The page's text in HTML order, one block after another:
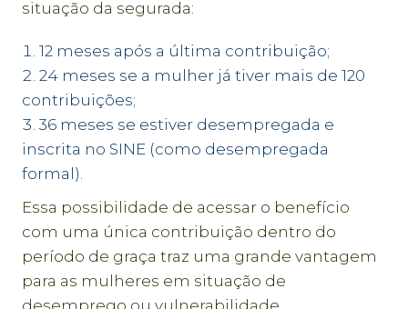
situação da segurada:
12 meses após a última contribuição;
24 meses se a mulher já tiver mais de 120
contribuições;
36 meses se estiver desempregada e
inscrita no SINE (como desempregada
formal).
Essa possibilidade de acessar o benefício
com uma única contribuição dentro do
período de graça traz uma grande vantagem
para as mulheres em situação de